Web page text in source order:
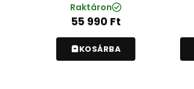
Raktáron
55 990 Ft
KOSÁRBA